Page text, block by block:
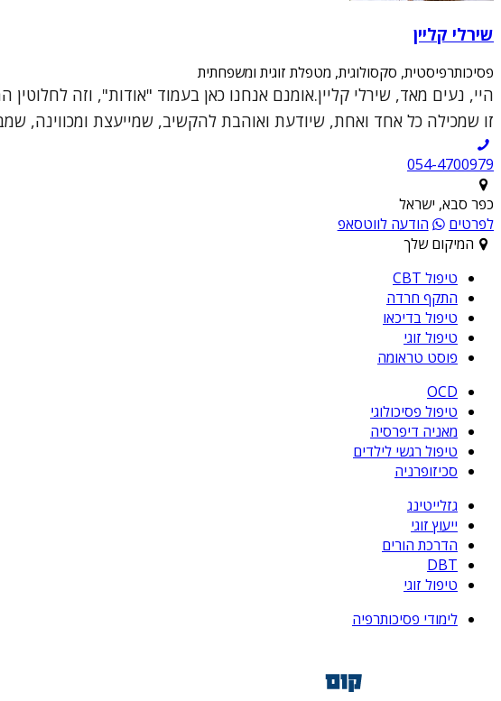
שירלי קליין
פסיכותרפיסטית, סקסולוגית, מטפלת זוגית ומשפחתית
היי, נעים מאד, שירלי קליין.אומנם אנחנו כאן בעמוד "אודות", וזה
זו שמכילה כל אחד ואחת, שיודעת ואוהבת להקשיב, שמייעצת ומכווינה,
054-4700979
כפר סבא, ישראל
לפרטים
הודעה לווטסאפ
המיקום שלך
טיפול CBT
התקף חרדה
טיפול בדיכאו
טיפול זוגי
פוסט טראומה
OCD
טיפול פסיכולוגי
מאניה דיפרסיה
טיפול רגשי לילדים
סכיזופרניה
גזלייטינג
ייעוץ זוגי
הדרכת הורים
DBT
טיפול זוגי
לימודי פסיכותרפיה